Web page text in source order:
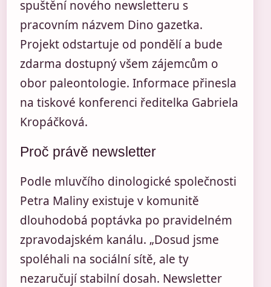
spuštění nového newsletteru s
pracovním názvem Dino gazetka.
Projekt odstartuje od pondělí a bude
zdarma dostupný všem zájemcům o
obor paleontologie. Informace přinesla
na tiskové konferenci ředitelka Gabriela
Kropáčková.
Proč právě newsletter
Podle mluvčího dinologické společnosti
Petra Maliny existuje v komunitě
dlouhodobá poptávka po pravidelném
zpravodajském kanálu. „Dosud jsme
spoléhali na sociální sítě, ale ty
nezaručují stabilní dosah. Newsletter